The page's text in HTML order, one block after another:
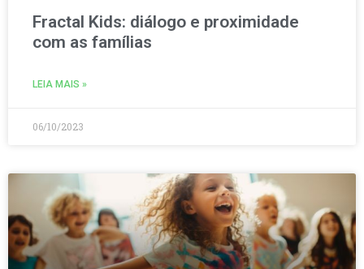
Fractal Kids: diálogo e proximidade
com as famílias
LEIA MAIS »
06/10/2023